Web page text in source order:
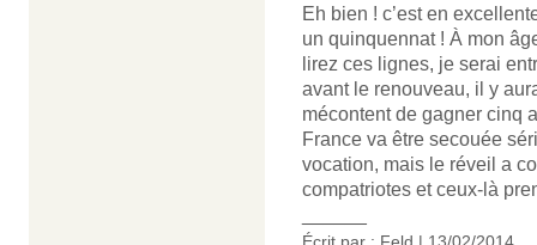
Eh bien ! c’est en
un quinquennat ! À mon
lirez ces lignes, je serai
avant le renouveau, il y
mécontent de gagner cinq
France va être secouée
vocation, mais le réveil a
compatriotes et ceux-là
Écrit par : Feld | 13/02/2014